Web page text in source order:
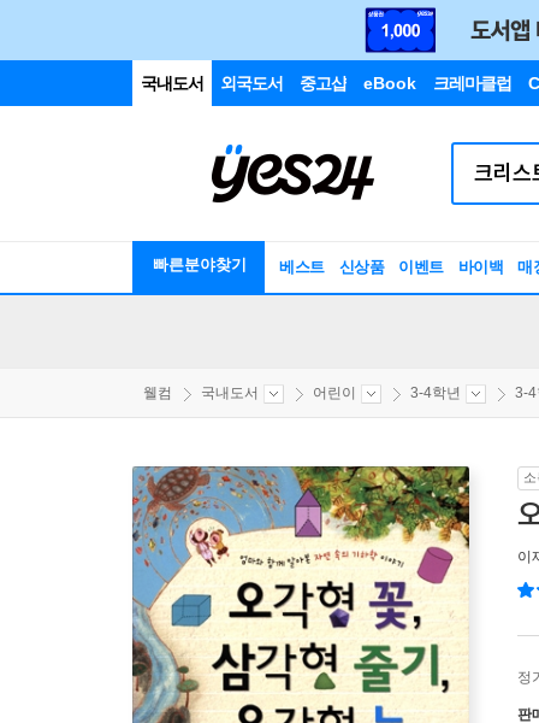
국내도서 외국도서 중고샵 eBook 크레마클럽
빠른분야찾기 베스트 신상품 이벤트 바이백 매
웰컴 국내도서 어린이 3-4학년 3-4
이
정
판